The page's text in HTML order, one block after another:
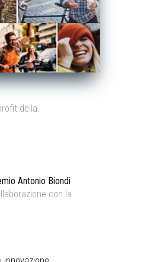
della
Antonio Biondi
con la